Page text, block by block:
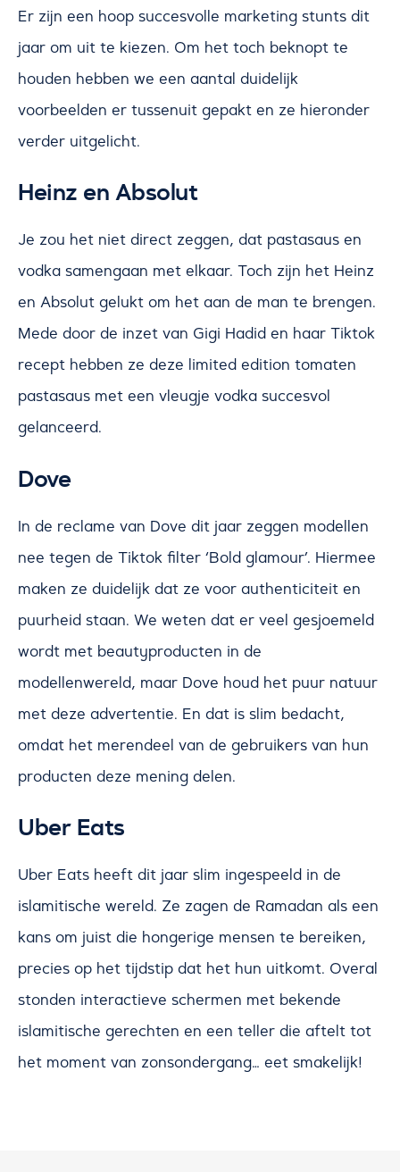
Er zijn een hoop succesvolle marketing stunts dit
jaar om uit te kiezen. Om het toch beknopt te
houden hebben we een aantal duidelijk
voorbeelden er tussenuit gepakt en ze hieronder
verder uitgelicht.
Heinz en Absolut
Je zou het niet direct zeggen, dat pastasaus en
vodka samengaan met elkaar. Toch zijn het Heinz
en Absolut gelukt om het aan de man te brengen.
Mede door de inzet van Gigi Hadid en haar Tiktok
recept hebben ze deze limited edition tomaten
pastasaus met een vleugje vodka succesvol
gelanceerd.
Dove
In de reclame van Dove dit jaar zeggen modellen
nee tegen de Tiktok filter ‘Bold glamour’. Hiermee
maken ze duidelijk dat ze voor authenticiteit en
puurheid staan. We weten dat er veel gesjoemeld
wordt met beautyproducten in de
modellenwereld, maar Dove houd het puur natuur
met deze advertentie. En dat is slim bedacht,
omdat het merendeel van de gebruikers van hun
producten deze mening delen.
Uber Eats
Uber Eats heeft dit jaar slim ingespeeld in de
islamitische wereld. Ze zagen de Ramadan als een
kans om juist die hongerige mensen te bereiken,
precies op het tijdstip dat het hun uitkomt. Overal
stonden interactieve schermen met bekende
islamitische gerechten en een teller die aftelt tot
het moment van zonsondergang… eet smakelijk!